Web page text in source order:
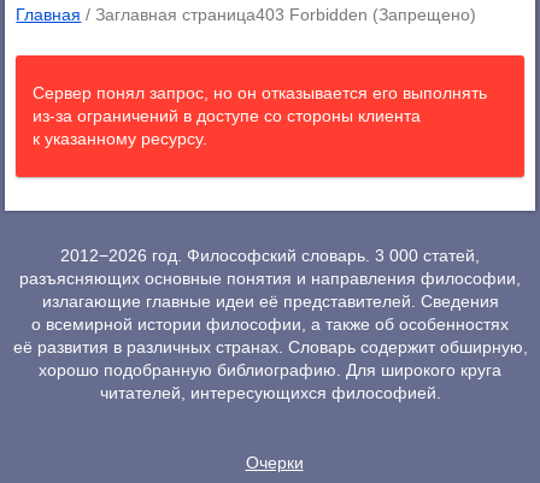
Главная /Заглавная страница403 Forbidden (Запрещено)
Сервер понял запрос, но он отказывается его выполнять
из-за ограничений в доступе со стороны клиента
к указанному ресурсу.
2012−2026 год. Философский словарь. 3 000 статей,
разъясняющих основные понятия и направления философии,
излагающие главные идеи её представителей. Сведения
о всемирной истории философии, а также об особенностях
её развития в различных странах. Словарь содержит обширную,
хорошо подобранную библиографию. Для широкого круга
читателей, интересующихся философией.
Очерки